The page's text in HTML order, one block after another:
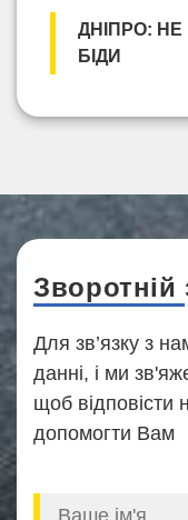
ДНІПРО: НЕ
БІДИ
Зворотній
Для зв’язку з
данні, і ми
щоб відповісти
допомогти Вам